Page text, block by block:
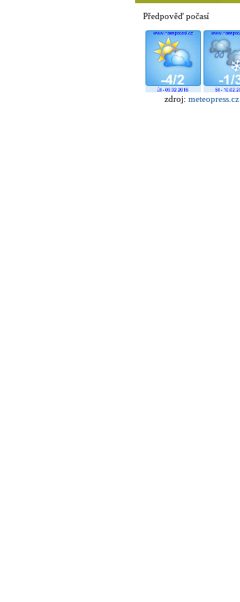
Předpověď počasí
zdroj: meteopress.cz